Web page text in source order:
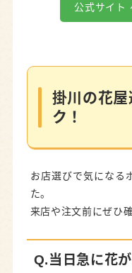
公式サイト
掛川の花
ク！
お店選びで気になる
た。
来店や注文前にぜひ
Q.当日急に花